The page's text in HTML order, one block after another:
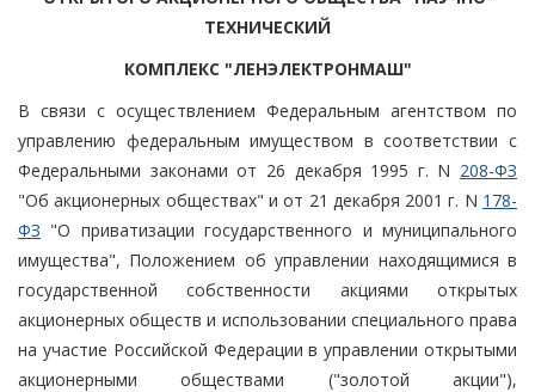
ТЕХНИЧЕСКИЙ
КОМПЛЕКС "ЛЕНЭЛЕКТРОНМАШ"
В связи с осуществлением Федеральным агентством по
управлению федеральным имуществом в соответствии с
Федеральными законами от 26 декабря 1995 г. N 208-ФЗ
"Об акционерных обществах" и от 21 декабря 2001 г. N 178-
ФЗ "О приватизации государственного и муниципального
имущества", Положением об управлении находящимися в
государственной собственности акциями открытых
акционерных обществ и использовании специального права
на участие Российской Федерации в управлении открытыми
акционерными обществами ("золотой акции"),